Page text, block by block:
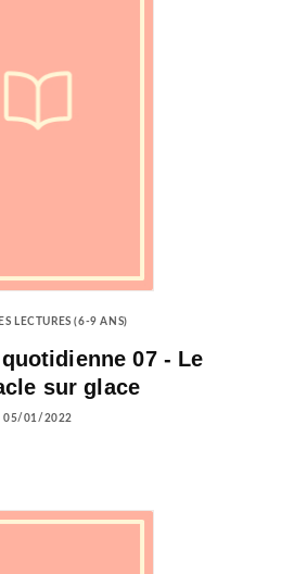
LECTURES (6-9 ANS)
07 - Le
sur glace
05/01/2022